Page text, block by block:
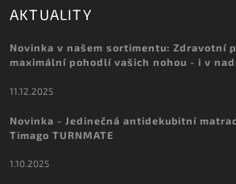
AKTUALITY
Novinka v našem sortimentu: Zdravotní
maximální pohodlí vašich nohou - i v
11.12.2025
Novinka - Jedinečná antidekubitní
Timago TURNMATE
1.10.2025